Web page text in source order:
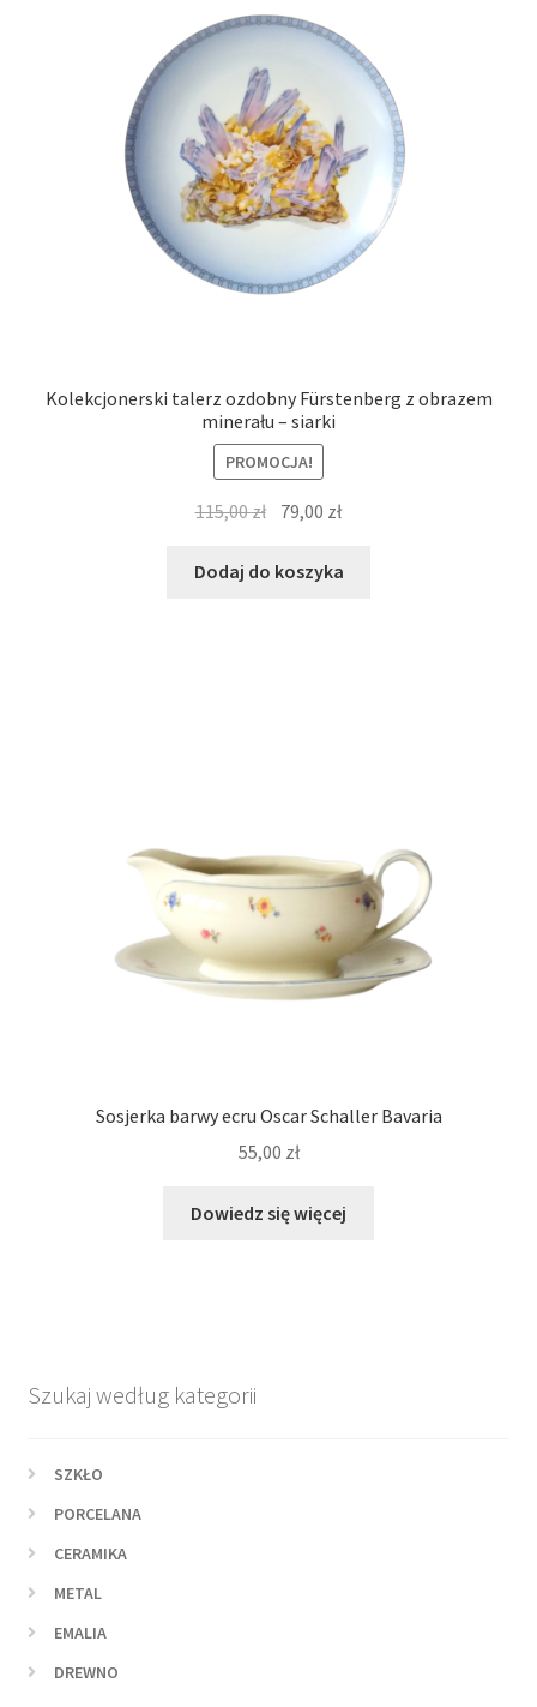
Kolekcjonerski talerz ozdobny Fürstenberg z obrazem
minerału – siarki
PROMOCJA!
115,00zł Pierwotna
wynosiła:
79,00 złAktualna
wynosi:
Dodaj do koszyka
Sosjerka barwy ecru Oscar Schaller Bavaria
55,00 zł
Dowiedz się więcej
Szukaj według kategorii
SZKŁO
PORCELANA
CERAMIKA
METAL
EMALIA
DREWNO